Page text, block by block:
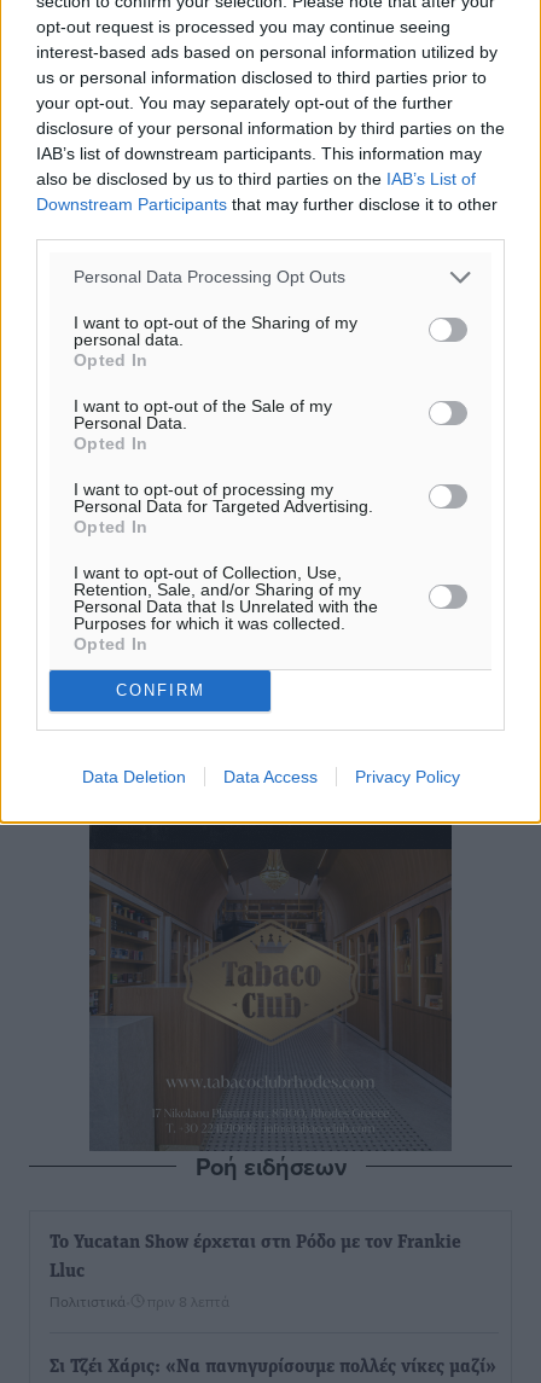
opt-out request is processed you may continue seeing
interest-based ads based on personal information utilized by
us or personal information disclosed to third parties prior to
your opt-out. You may separately opt-out of the further
disclosure of your personal information by third parties on the
IAB’s list of downstream participants. This information may
also be disclosed by us to third parties on the IAB’s List of
Downstream Participants that may further disclose it to other
Personal Data Processing Opt Outs
I want to opt-out of the Sharing of my
personal data.
Opted In
I want to opt-out of the Sale of my
Personal Data.
Opted In
I want to opt-out of processing my
Personal Data for Targeted Advertising.
Opted In
I want to opt-out of Collection, Use,
Retention, Sale, and/or Sharing of my
Personal Data that Is Unrelated with the
Purposes for which it was collected.
Opted In
CONFIRM
Data Deletion Data Access Privacy Policy
31°
ΣΑ
30°
ΚΥ
29°
ΔΕ
29°
Ροή ειδήσεων
Το Yucatan Show έρχεται στη Ρόδο με τον Frankie
Lluc
Πολιτιστικά πριν 8 λεπτά
Σι Τζέι Χάρις: «Να πανηγυρίσουμε πολλές νίκες μαζί»